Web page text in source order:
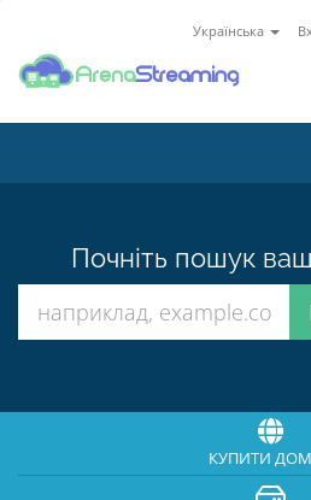
Українська
Почніть пошук
КУПИТИ